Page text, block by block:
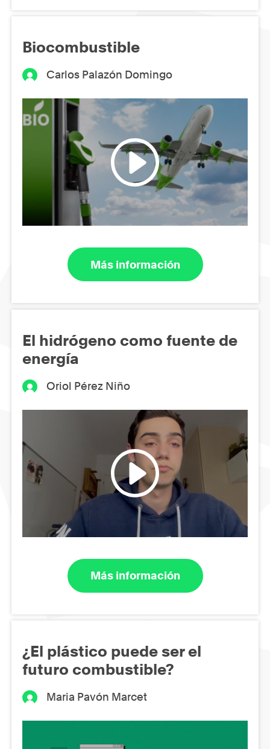
Biocombustible
Carlos Palazón Domingo
Más información
El hidrógeno como fuente de
energía
Oriol Pérez Niño
Más información
¿El plástico puede ser el
futuro combustible?
Maria Pavón Marcet